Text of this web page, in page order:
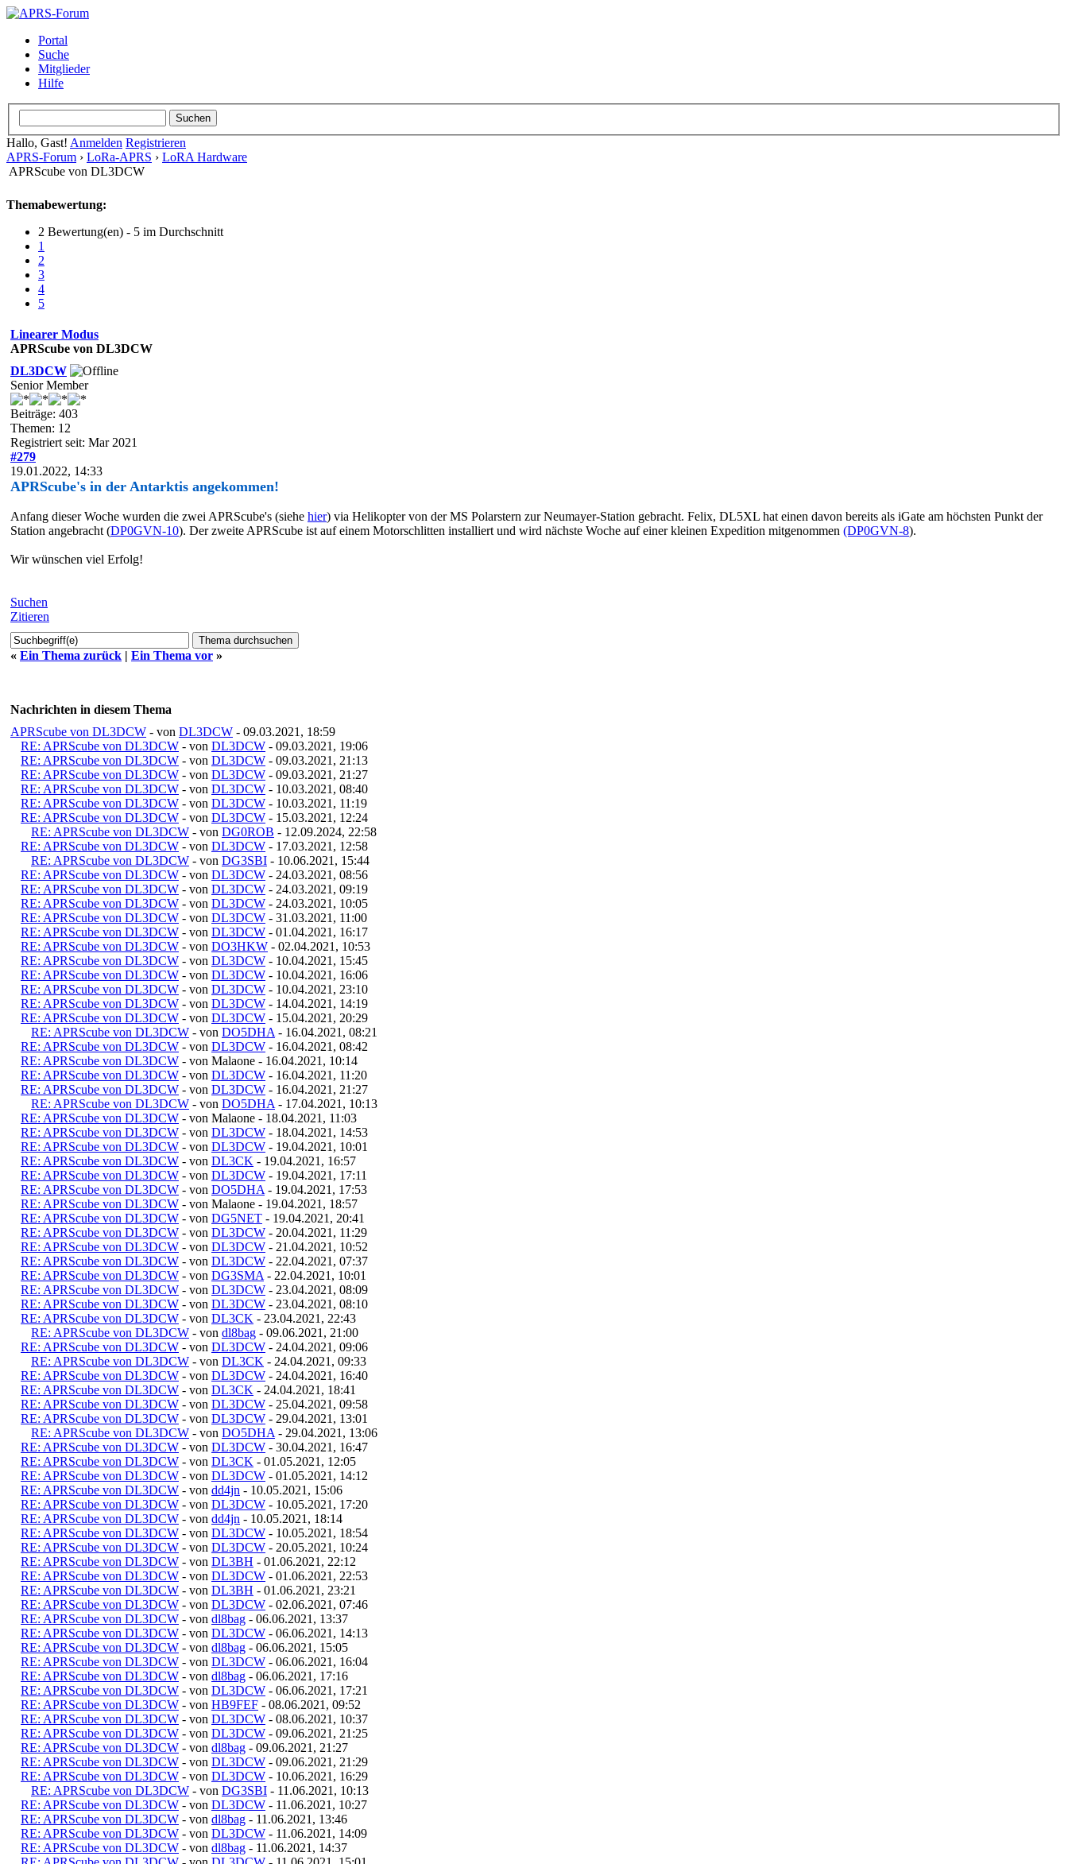
Portal
Suche
Mitglieder
Hilfe
Hallo, Gast! Anmelden Registrieren
APRS-Forum › LoRa-APRS › LoRA Hardware
APRScube von DL3DCW
Themabewertung:
2 Bewertung(en) - 5 im Durchschnitt
1
2
3
4
5
Linearer Modus
APRScube von DL3DCW
DL3DCW
Senior Member
Beiträge: 403
Themen: 12
Registriert seit: Mar 2021
#279
19.01.2022, 14:33
APRScube's in der Antarktis angekommen!
Anfang dieser Woche wurden die zwei APRScube's (siehe hier) via Helikopter von der MS Polarstern zur Neumayer-Station gebracht. Felix, DL5XL hat einen davon bereits als iGate am höchsten Punkt der
Station angebracht (DP0GVN-10). Der zweite APRScube ist auf einem Motorschlitten installiert und wird nächste Woche auf einer kleinen Expedition mitgenommen (DP0GVN-8).
Wir wünschen viel Erfolg!
Suchen
Zitieren
« Ein Thema zurück | Ein Thema vor »
Nachrichten in diesem Thema
APRScube von DL3DCW - von DL3DCW - 09.03.2021, 18:59
RE: APRScube von DL3DCW - von DL3DCW - 09.03.2021, 19:06
RE: APRScube von DL3DCW - von DL3DCW - 09.03.2021, 21:13
RE: APRScube von DL3DCW - von DL3DCW - 09.03.2021, 21:27
RE: APRScube von DL3DCW - von DL3DCW - 10.03.2021, 08:40
RE: APRScube von DL3DCW - von DL3DCW - 10.03.2021, 11:19
RE: APRScube von DL3DCW - von DL3DCW - 15.03.2021, 12:24
RE: APRScube von DL3DCW - von DG0ROB - 12.09.2024, 22:58
RE: APRScube von DL3DCW - von DL3DCW - 17.03.2021, 12:58
RE: APRScube von DL3DCW - von DG3SBI - 10.06.2021, 15:44
RE: APRScube von DL3DCW - von DL3DCW - 24.03.2021, 08:56
RE: APRScube von DL3DCW - von DL3DCW - 24.03.2021, 09:19
RE: APRScube von DL3DCW - von DL3DCW - 24.03.2021, 10:05
RE: APRScube von DL3DCW - von DL3DCW - 31.03.2021, 11:00
RE: APRScube von DL3DCW - von DL3DCW - 01.04.2021, 16:17
RE: APRScube von DL3DCW - von DO3HKW - 02.04.2021, 10:53
RE: APRScube von DL3DCW - von DL3DCW - 10.04.2021, 15:45
RE: APRScube von DL3DCW - von DL3DCW - 10.04.2021, 16:06
RE: APRScube von DL3DCW - von DL3DCW - 10.04.2021, 23:10
RE: APRScube von DL3DCW - von DL3DCW - 14.04.2021, 14:19
RE: APRScube von DL3DCW - von DL3DCW - 15.04.2021, 20:29
RE: APRScube von DL3DCW - von DO5DHA - 16.04.2021, 08:21
RE: APRScube von DL3DCW - von DL3DCW - 16.04.2021, 08:42
RE: APRScube von DL3DCW - von Malaone - 16.04.2021, 10:14
RE: APRScube von DL3DCW - von DL3DCW - 16.04.2021, 11:20
RE: APRScube von DL3DCW - von DL3DCW - 16.04.2021, 21:27
RE: APRScube von DL3DCW - von DO5DHA - 17.04.2021, 10:13
RE: APRScube von DL3DCW - von Malaone - 18.04.2021, 11:03
RE: APRScube von DL3DCW - von DL3DCW - 18.04.2021, 14:53
RE: APRScube von DL3DCW - von DL3DCW - 19.04.2021, 10:01
RE: APRScube von DL3DCW - von DL3CK - 19.04.2021, 16:57
RE: APRScube von DL3DCW - von DL3DCW - 19.04.2021, 17:11
RE: APRScube von DL3DCW - von DO5DHA - 19.04.2021, 17:53
RE: APRScube von DL3DCW - von Malaone - 19.04.2021, 18:57
RE: APRScube von DL3DCW - von DG5NET - 19.04.2021, 20:41
RE: APRScube von DL3DCW - von DL3DCW - 20.04.2021, 11:29
RE: APRScube von DL3DCW - von DL3DCW - 21.04.2021, 10:52
RE: APRScube von DL3DCW - von DL3DCW - 22.04.2021, 07:37
RE: APRScube von DL3DCW - von DG3SMA - 22.04.2021, 10:01
RE: APRScube von DL3DCW - von DL3DCW - 23.04.2021, 08:09
RE: APRScube von DL3DCW - von DL3DCW - 23.04.2021, 08:10
RE: APRScube von DL3DCW - von DL3CK - 23.04.2021, 22:43
RE: APRScube von DL3DCW - von dl8bag - 09.06.2021, 21:00
RE: APRScube von DL3DCW - von DL3DCW - 24.04.2021, 09:06
RE: APRScube von DL3DCW - von DL3CK - 24.04.2021, 09:33
RE: APRScube von DL3DCW - von DL3DCW - 24.04.2021, 16:40
RE: APRScube von DL3DCW - von DL3CK - 24.04.2021, 18:41
RE: APRScube von DL3DCW - von DL3DCW - 25.04.2021, 09:58
RE: APRScube von DL3DCW - von DL3DCW - 29.04.2021, 13:01
RE: APRScube von DL3DCW - von DO5DHA - 29.04.2021, 13:06
RE: APRScube von DL3DCW - von DL3DCW - 30.04.2021, 16:47
RE: APRScube von DL3DCW - von DL3CK - 01.05.2021, 12:05
RE: APRScube von DL3DCW - von DL3DCW - 01.05.2021, 14:12
RE: APRScube von DL3DCW - von dd4jn - 10.05.2021, 15:06
RE: APRScube von DL3DCW - von DL3DCW - 10.05.2021, 17:20
RE: APRScube von DL3DCW - von dd4jn - 10.05.2021, 18:14
RE: APRScube von DL3DCW - von DL3DCW - 10.05.2021, 18:54
RE: APRScube von DL3DCW - von DL3DCW - 20.05.2021, 10:24
RE: APRScube von DL3DCW - von DL3BH - 01.06.2021, 22:12
RE: APRScube von DL3DCW - von DL3DCW - 01.06.2021, 22:53
RE: APRScube von DL3DCW - von DL3BH - 01.06.2021, 23:21
RE: APRScube von DL3DCW - von DL3DCW - 02.06.2021, 07:46
RE: APRScube von DL3DCW - von dl8bag - 06.06.2021, 13:37
RE: APRScube von DL3DCW - von DL3DCW - 06.06.2021, 14:13
RE: APRScube von DL3DCW - von dl8bag - 06.06.2021, 15:05
RE: APRScube von DL3DCW - von DL3DCW - 06.06.2021, 16:04
RE: APRScube von DL3DCW - von dl8bag - 06.06.2021, 17:16
RE: APRScube von DL3DCW - von DL3DCW - 06.06.2021, 17:21
RE: APRScube von DL3DCW - von HB9FEF - 08.06.2021, 09:52
RE: APRScube von DL3DCW - von DL3DCW - 08.06.2021, 10:37
RE: APRScube von DL3DCW - von DL3DCW - 09.06.2021, 21:25
RE: APRScube von DL3DCW - von dl8bag - 09.06.2021, 21:27
RE: APRScube von DL3DCW - von DL3DCW - 09.06.2021, 21:29
RE: APRScube von DL3DCW - von DL3DCW - 10.06.2021, 16:29
RE: APRScube von DL3DCW - von DG3SBI - 11.06.2021, 10:13
RE: APRScube von DL3DCW - von DL3DCW - 11.06.2021, 10:27
RE: APRScube von DL3DCW - von dl8bag - 11.06.2021, 13:46
RE: APRScube von DL3DCW - von DL3DCW - 11.06.2021, 14:09
RE: APRScube von DL3DCW - von dl8bag - 11.06.2021, 14:37